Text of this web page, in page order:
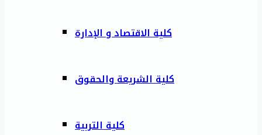
كلية الاقتصاد و الإدارة
كلية الشريعة والحقوق
كلية التربية